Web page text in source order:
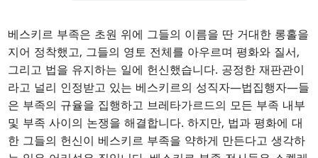
베스키르 부족은 초원 위에 그들의 이름을 딴 거대한 롱홀을
지어 정착했고, 그들의 영토 전체를 아우르며 평화와 질서,
그리고 법을 유지하는 일에 헌신했습니다. 공정한 재판관이
라고 널리 인정받고 있는 베스키르의 성직자—법집행자—들
은 부족의 규율을 집행하고 브레타가르드의 모든 부족 내부
및 부족 사이의 논쟁을 해결합니다. 하지만, 법과 평화에 대
한 그들의 헌신이 베스키르 부족을 약하게 만든다고 생각하